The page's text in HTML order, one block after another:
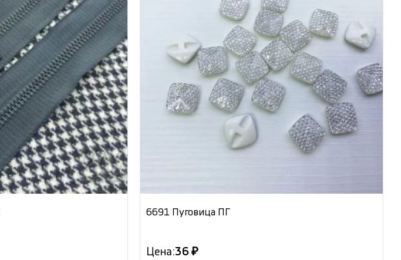
6691 Пуговица ПГ
Цена:36 ₽